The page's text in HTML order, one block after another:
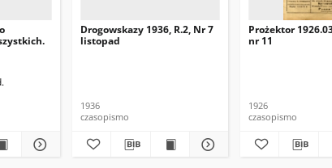
Drogowskazy 1936, R.2, Nr 7
listopad
1936
czasopismo
Prożektor
nr 11
1926
czasopismo